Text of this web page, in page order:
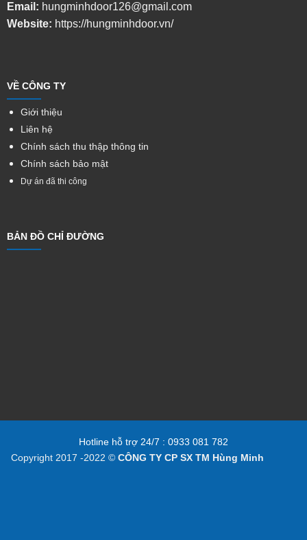
Email: hungminhdoor126@gmail.com
Website: https://hungminhdoor.vn/
VỀ CÔNG TY
Giới thiệu
Liên hệ
Chính sách thu thập thông tin
Chính sách bảo mật
Dự án đã thi công
BẢN ĐỒ CHỈ ĐƯỜNG
Hotline hỗ trợ 24/7 : 0933 081 782
Copyright 2017 -2022 © CÔNG TY CP SX TM Hùng Minh